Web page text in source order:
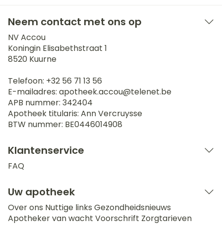
Neem contact met ons op
NV Accou
Koningin Elisabethstraat 1
8520 Kuurne
Telefoon: +32 56 71 13 56
E-mailadres: apotheek.accou@telenet.be
APB nummer: 342404
Apotheek titularis: Ann Vercruysse
BTW nummer: BE0446014908
Klantenservice
FAQ
Uw apotheek
Over ons Nuttige links Gezondheidsnieuws
Apotheker van wacht Voorschrift Zorgtarieven